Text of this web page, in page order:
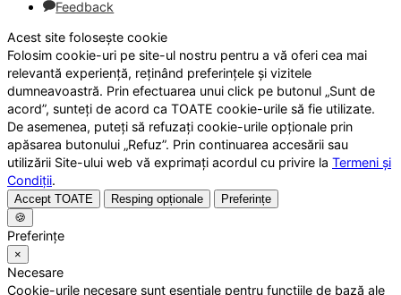
Feedback
Acest site folosește cookie
Folosim cookie-uri pe site-ul nostru pentru a vă oferi cea mai
relevantă experiență, reținând preferințele și vizitele
dumneavoastră. Prin efectuarea unui click pe butonul „Sunt de
acord”, sunteți de acord ca TOATE cookie-urile să fie utilizate.
De asemenea, puteți să refuzați cookie-urile opționale prin
apăsarea butonului „Refuz”. Prin continuarea accesării sau
utilizării Site-ului web vă exprimați acordul cu privire la Termeni și
Condiții.
Accept TOATE Resping opționale
Preferințe
🍪
Preferințe
×
Necesare
Cookie-urile necesare sunt esențiale pentru funcțiile de bază ale